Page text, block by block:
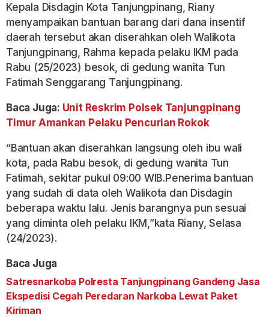
Kepala Disdagin Kota Tanjungpinang, Riany
menyampaikan bantuan barang dari dana insentif
daerah tersebut akan diserahkan oleh Walikota
Tanjungpinang, Rahma kepada pelaku IKM pada
Rabu (25/2023) besok, di gedung wanita Tun
Fatimah Senggarang Tanjungpinang.
Baca Juga: Unit Reskrim Polsek Tanjungpinang
Timur Amankan Pelaku Pencurian Rokok
“Bantuan akan diserahkan langsung oleh ibu wali
kota, pada Rabu besok, di gedung wanita Tun
Fatimah, sekitar pukul 09:00 WIB.Penerima bantuan
yang sudah di data oleh Walikota dan Disdagin
beberapa waktu lalu. Jenis barangnya pun sesuai
yang diminta oleh pelaku IKM,”kata Riany, Selasa
(24/2023).
Baca Juga
Satresnarkoba Polresta Tanjungpinang Gandeng Jasa
Ekspedisi Cegah Peredaran Narkoba Lewat Paket
Kiriman